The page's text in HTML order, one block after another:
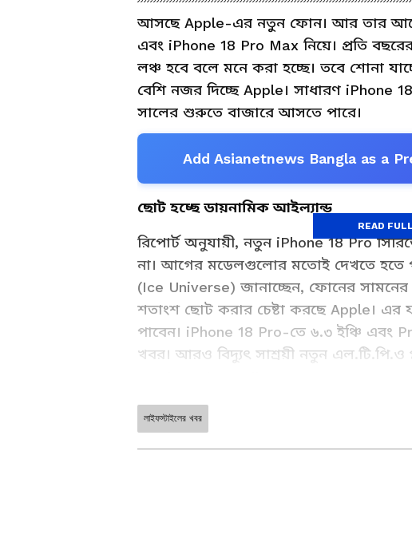
আসছে Apple-এর নতুন ফোন। আর তার
এবং iPhone 18 Pro Max নিয়ে। প্রতি
লঞ্চ হবে বলে মনে করা হচ্ছে। তবে শোনা
বেশি নজর দিচ্ছে Apple। সাধারণ iPhone
সালের শুরুতে বাজারে আসতে পারে।
Add Asianetnews Bangla as a
ছোট হচ্ছে ডায়নামিক আইল্যান্ড
রিপোর্ট অনুযায়ী, নতুন iPhone 18 Pro
না। আগের মডেলগুলোর মতোই দেখতে হতে
(Ice Universe) জানাচ্ছেন, ফোনের
শতাংশ ছোট করার চেষ্টা করছে Apple। এর
পাবেন। iPhone 18 Pro-তে ৬.৩ ইঞ্চি এবং
খবর। আরও বিদ্যুৎ সাশ্রয়ী নতুন এল.টি.পি.ও
READ
ABOUT THE AUTHOR
Sayanita Chakraborty
লাইফস্টাইলের খবর